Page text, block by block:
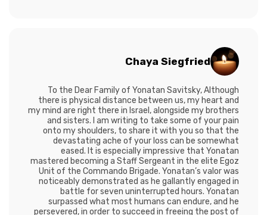
Chaya Siegfried
To the Dear Family of Yonatan Savitsky, Although
there is physical distance between us, my heart and
my mind are right there in Israel, alongside my brothers
and sisters. I am writing to take some of your pain
onto my shoulders, to share it with you so that the
devastating ache of your loss can be somewhat
eased. It is especially impressive that Yonatan
mastered becoming a Staff Sergeant in the elite Egoz
Unit of the Commando Brigade. Yonatan’s valor was
noticeably demonstrated as he gallantly engaged in
battle for seven uninterrupted hours. Yonatan
surpassed what most humans can endure, and he
persevered, in order to succeed in freeing the post of